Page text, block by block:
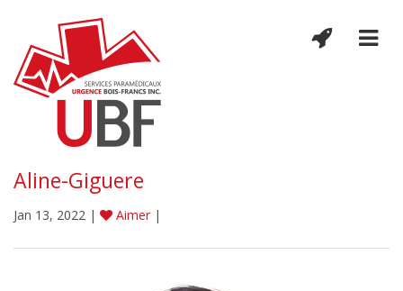
Aline-Giguere
Jan 13, 2022 | Aimer |